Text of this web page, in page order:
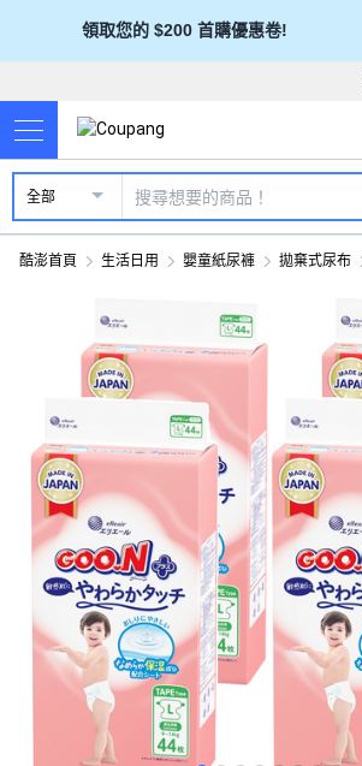
領取您的 $200 首購優惠卷!
全部
酷澎首頁 生活日用 嬰童紙尿褲 拋棄式尿布